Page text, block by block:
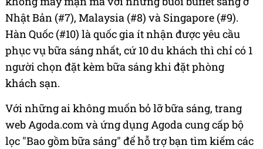
Nhật Bản (#7), Malaysia (#8) và Singapore (#9).
Hàn Quốc (#10) là quốc gia ít nhận được yêu cầu
phục vụ bữa sáng nhất, cứ 10 du khách thì chỉ có 1
người chọn đặt kèm bữa sáng khi đặt phòng
khách sạn.
Với những ai không muốn bỏ lỡ bữa sáng, trang
web Agoda.com và ứng dụng Agoda cung cấp bộ
lọc "Bao gồm bữa sáng" để hỗ trợ bạn tìm kiếm các